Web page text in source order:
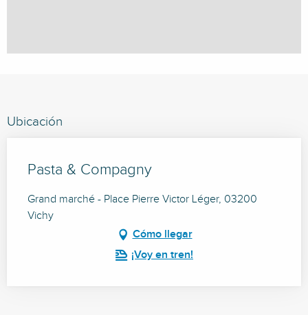
Ubicación
Pasta & Compagny
Grand marché - Place Pierre Victor Léger, 03200
Vichy
Cómo llegar
¡Voy en tren!